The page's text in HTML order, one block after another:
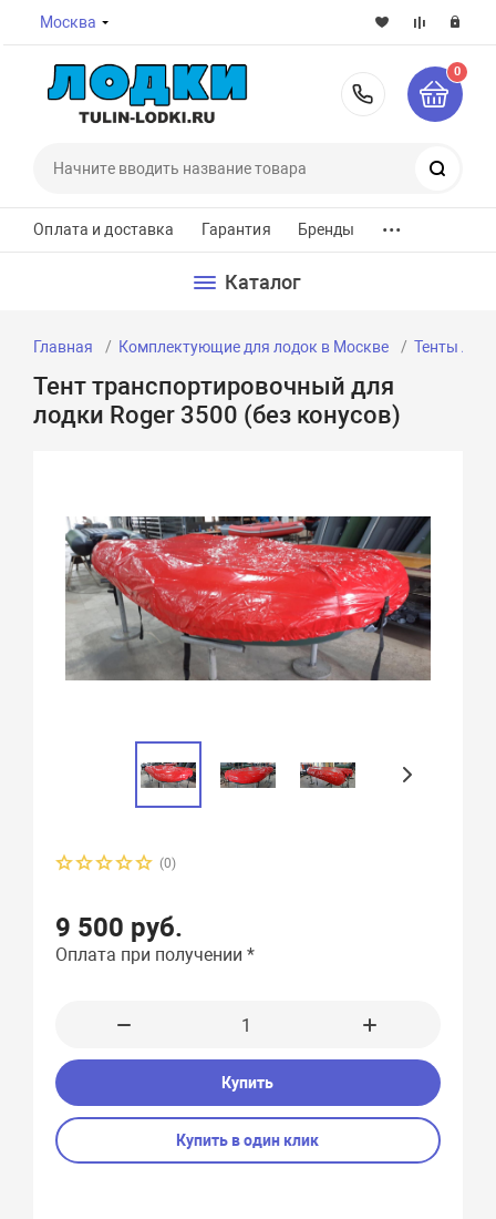
Москва
8-800-
0
Оплата и доставка Гарантия Бренды ...
Каталог
Главная Комплектующие для лодок в Москве Тенты
Тент транспортировочный для
лодки Roger 3500 (без конусов)
(0)
9 500 руб.
Оплата при получении *
Купить
Купить в один клик